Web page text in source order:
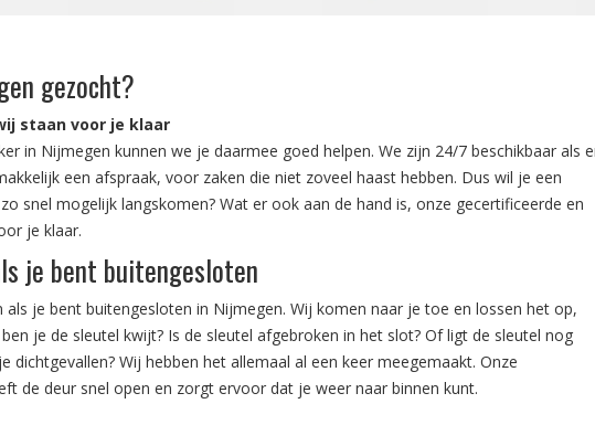
gezocht?
staan voor je klaar
in Nijmegen kunnen we je daarmee goed helpen. We zijn 24/7 beschikbaar als
een afspraak, voor zaken die niet zoveel haast hebben. Dus wil je een
snel mogelijk langskomen? Wat er ook aan de hand is, onze gecertificeerde en
je klaar.
je bent buitengesloten
je bent buitengesloten in Nijmegen. Wij komen naar je toe en lossen het op,
je de sleutel kwijt? Is de sleutel afgebroken in het slot? Of ligt de sleutel nog
dichtgevallen? Wij hebben het allemaal al een keer meegemaakt. Onze
de deur snel open en zorgt ervoor dat je weer naar binnen kunt.